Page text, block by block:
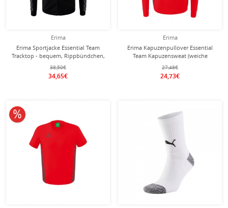
Erima
Erima Sportjacke Essential Team
Tracktop - bequem, Rippbündchen,
Seitentaschen - schwarz/grau Herren
38,50€
34,65€
Erima
Erima Kapuzenpullover Essential
Team Kapuzensweat (weiche
Baumwolle, Rippbündchen)
rot/grau Herren
27,48€
24,73€
10% reduziert